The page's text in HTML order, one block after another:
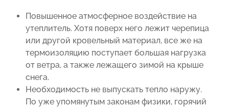
Повышенное атмосферное воздействие на
утеплитель. Хотя поверх него лежит черепица
или другой кровельный материал, все же на
термоизоляцию поступает большая нагрузка
от ветра, а также лежащего зимой на крыше
снега.
Необходимость не выпускать тепло наружу.
По уже упомянутым законам физики, горячий